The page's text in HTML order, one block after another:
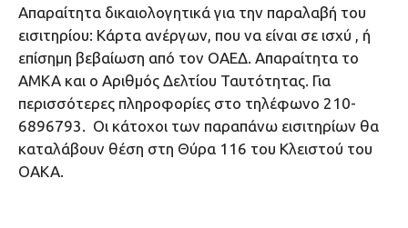
Απαραίτητα δικαιολογητικά για την παραλαβή του
εισιτηρίου: Κάρτα ανέργων, που να είναι σε ισχύ , ή
επίσημη βεβαίωση από τον ΟΑΕΔ. Απαραίτητα το
ΑΜΚΑ και ο Αριθμός Δελτίου Ταυτότητας. Για
περισσότερες πληροφορίες στο τηλέφωνο 210-
6896793. Οι κάτοχοι των παραπάνω εισιτηρίων θα
καταλάβουν θέση στη Θύρα 116 του Κλειστού του
ΟΑΚΑ.